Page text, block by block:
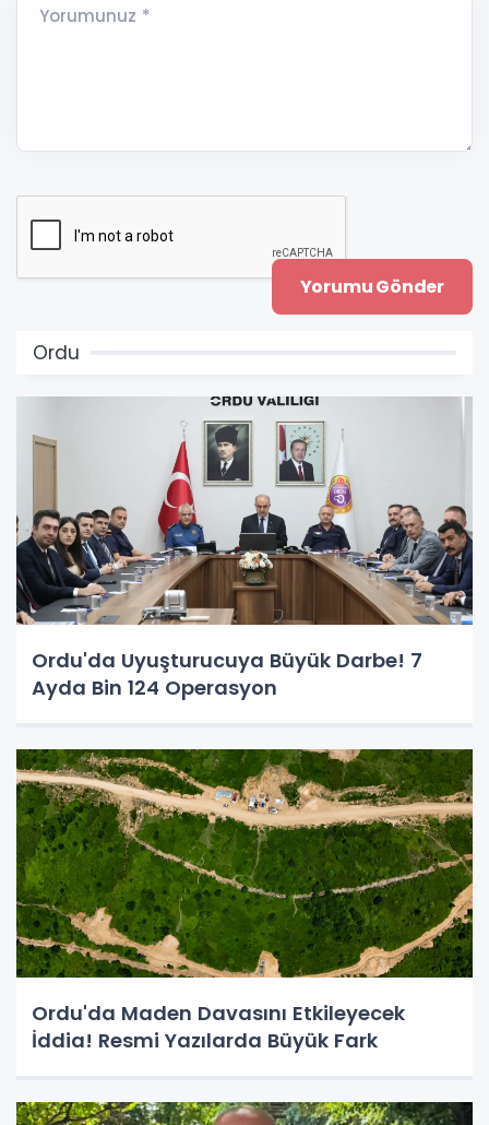
Yorumunuz *
Ordu
Ordu'da Uyuşturucuya Büyük Darbe! 7
Ayda Bin 124 Operasyon
Ordu'da Maden Davasını Etkileyecek
İddia! Resmi Yazılarda Büyük Fark